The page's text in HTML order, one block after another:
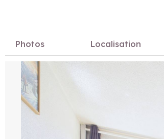
Photos Localisation